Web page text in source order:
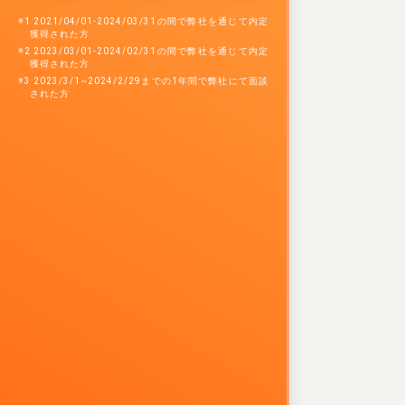
※1 2021/04/01-2024/03/31の間で弊社を通じて内定
獲得された方
※2 2023/03/01-2024/02/31の間で弊社を通じて内定
獲得された方
※3 2023/3/1~2024/2/29までの1年間で弊社にて面談
された方